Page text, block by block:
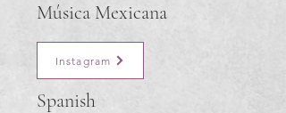
Música Mexicana
Instagram
Spanish